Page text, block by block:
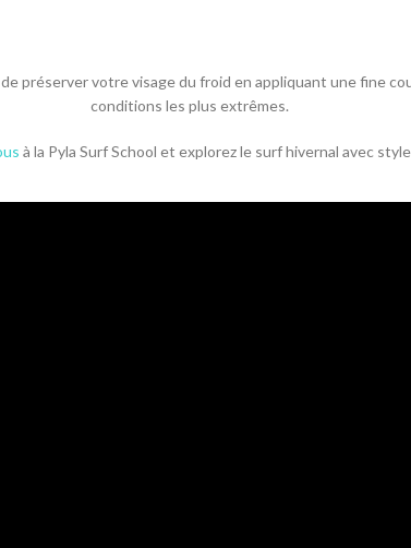
préserver votre visage du froid en appliquant une fine
conditions les plus extrêmes.
à la Pyla Surf School et explorez le surf hivernal avec